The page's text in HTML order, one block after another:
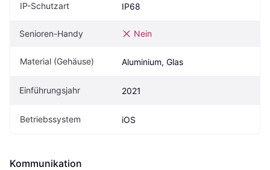
IP-Schutzart IP68
Senioren-Handy Nein
Material (Gehäuse) Aluminium, Glas
Einführungsjahr 2021
Betriebssystem iOS
Kommunikation